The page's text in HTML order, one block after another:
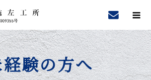
経験の方へ